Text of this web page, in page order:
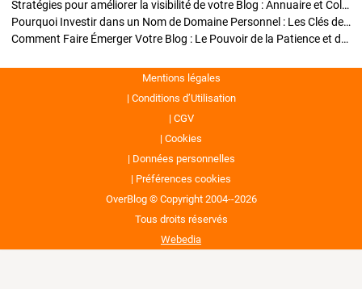
Stratégies pour améliorer la visibilité de votre Blog : Annuaire et Collaborations
Pourquoi Investir dans un Nom de Domaine Personnel : Les Clés de la Réussite de Votre Blog
Comment Faire Émerger Votre Blog : Le Pouvoir de la Patience et de la Persévérance
Mentions légales
Conditions d’Utilisation
CGV
Cookies
Données personnelles
Préférences cookies
OverBlog © Copyright 2004--2026
Tous droits réservés
Webedia